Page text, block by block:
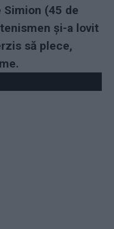
Simion (45 de
și-a lovit
să plece,